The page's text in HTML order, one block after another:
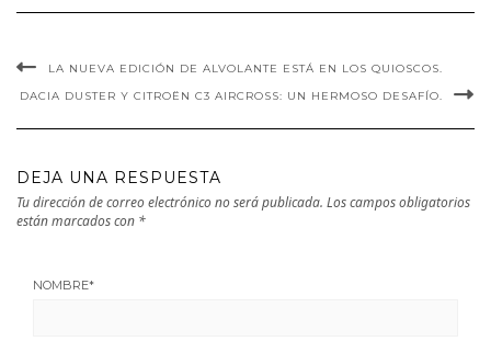
LA NUEVA EDICIÓN DE ALVOLANTE ESTÁ EN LOS QUIOSCOS.
DACIA DUSTER Y CITROËN C3 AIRCROSS: UN HERMOSO DESAFÍO.
DEJA UNA RESPUESTA
Tu dirección de correo electrónico no será publicada. Los campos obligatorios
están marcados con *
NOMBRE*